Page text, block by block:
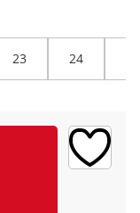
23 24